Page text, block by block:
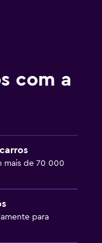
com a
mais de 70 000
para